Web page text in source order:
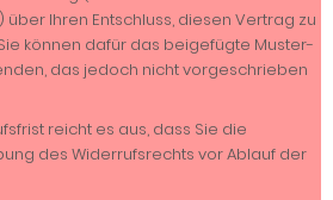
über Ihren Entschluss, diesen Vertrag zu
können dafür das beigefügte Muster-
das jedoch nicht vorgeschrieben
reicht es aus, dass Sie die
des Widerrufsrechts vor Ablauf der